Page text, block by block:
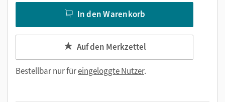
In den Warenkorb
Auf den Merkzettel
Bestellbar nur füreingeloggte Nutzer.